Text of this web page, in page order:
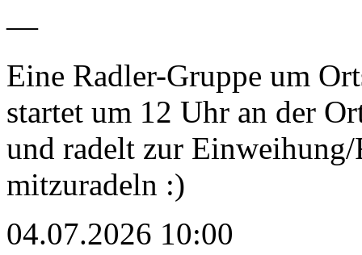
—
Eine Radler-Gruppe um
startet um 12 Uhr an der
und radelt zur
mitzuradeln :)
04.07.2026 10:00